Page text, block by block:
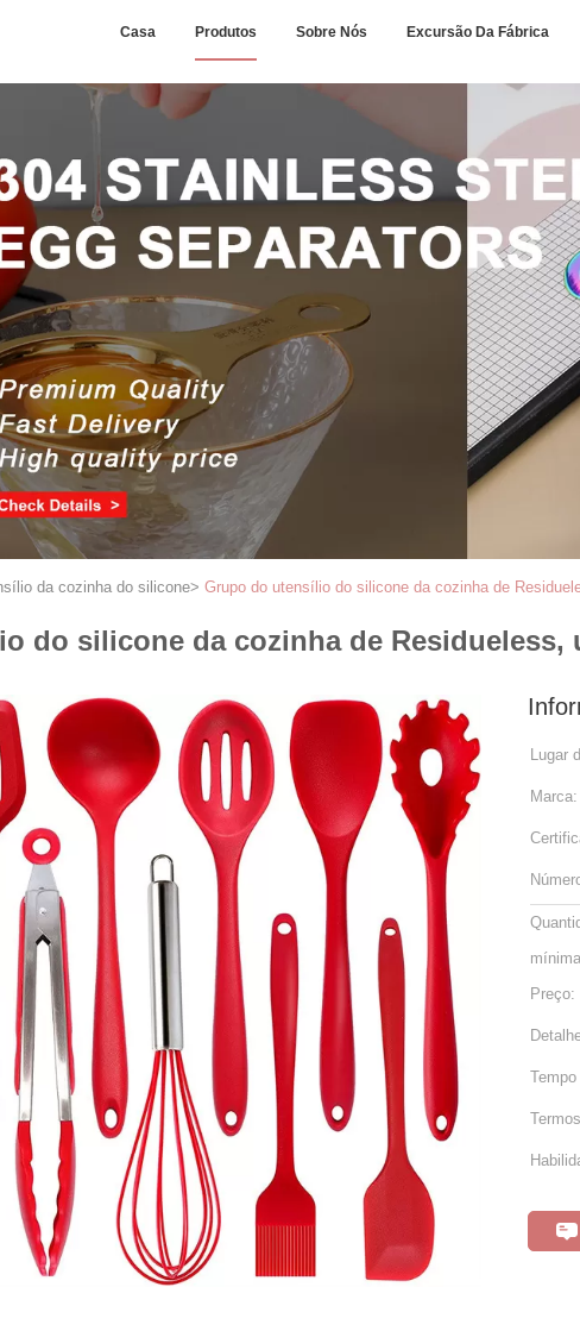
Casa Produtos Sobre Nós Excursão Da Fábrica
da cozinha do silicone> Grupo do utensílio do silicone da cozinha de
do silicone da cozinha de
Lugar
Marca:
Preço: